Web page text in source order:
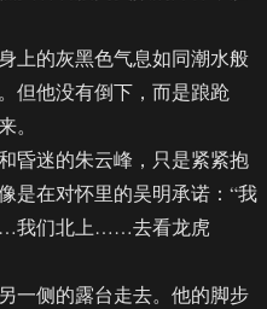
的灰黑色气息如同潮水般
但他没有倒下，而是踉跄
。
迷的朱云峰，只是紧紧抱
是在对怀里的吴明承诺：“我
们北上……去看龙虎
侧的露台走去。他的脚步